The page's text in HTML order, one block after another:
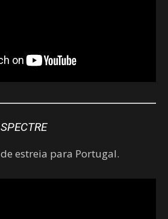
estreia para Portugal.